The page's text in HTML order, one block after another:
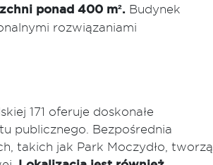
ponad 400 m².Budynek
rozwiązaniami
171 oferuje doskonałe
publicznego. Bezpośrednia
takich jak Park Moczydło, tworzą